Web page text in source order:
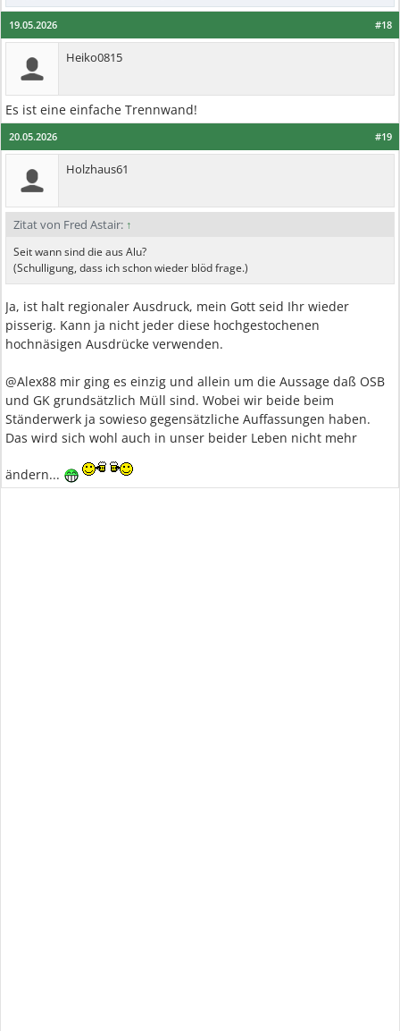
#18
19.05.2026
Heiko0815
Es ist eine einfache Trennwand!
#19
20.05.2026
Holzhaus61
Zitat von Fred Astair: ↑
Seit wann sind die aus Alu?
(Schulligung, dass ich schon wieder blöd frage.)
Ja, ist halt regionaler Ausdruck, mein Gott seid Ihr wieder
pisserig. Kann ja nicht jeder diese hochgestochenen
hochnäsigen Ausdrücke verwenden.
@Alex88 mir ging es einzig und allein um die Aussage daß OSB
und GK grundsätzlich Müll sind. Wobei wir beide beim
Ständerwerk ja sowieso gegensätzliche Auffassungen haben.
Das wird sich wohl auch in unser beider Leben nicht mehr
ändern...